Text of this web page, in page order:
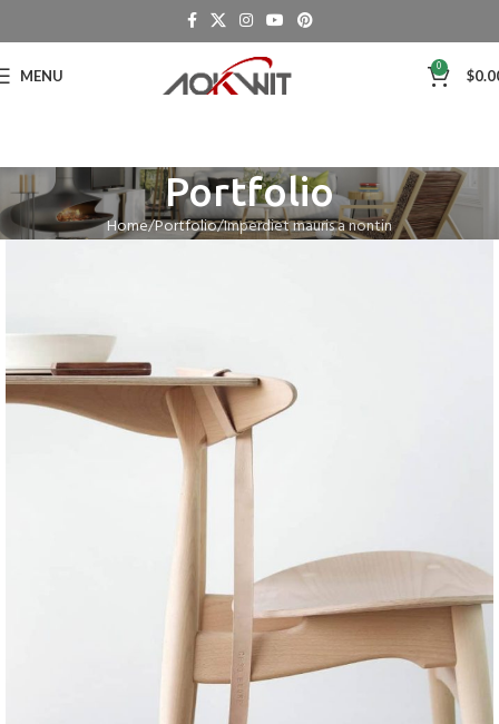
MENU 0 $
Portfolio
Home Portfolio Imperdiet mauris a nontin